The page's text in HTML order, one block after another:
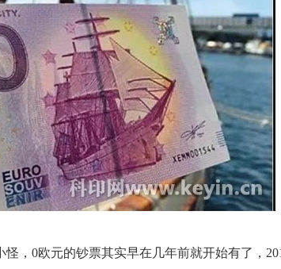
0欧元的钞票其实早在几年前就开始有了，